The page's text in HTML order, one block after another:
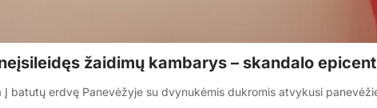
žaidimų kambarys – skandalo
Į batutų erdvę Panevėžyje su dvynukėmis dukromis atvykusi